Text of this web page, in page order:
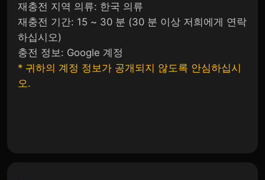
재충전 지역 의류: 한국 의류
재충전 기간: 15 ~ 30 분 (30 분 이상 저희에게 연락
하십시오)
충전 정보: Google 계정
* 귀하의 계정 정보가 공개되지 않도록 안심하십시
오.